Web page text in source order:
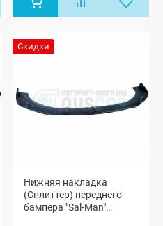
Скидки
Нижняя накладка
(Сплиттер) переднего
бампера "Sal-Man"